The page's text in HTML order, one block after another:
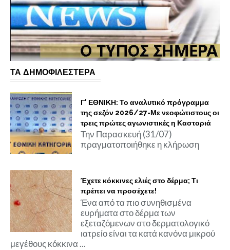
ΤΑ ΔΗΜΟΦΙΛΕΣΤΕΡΑ
Γ' ΕΘΝΙΚΗ: Το αναλυτικό πρόγραμμα
της σεζόν 2026/27-Με νεοφώτιστους οι
τρεις πρώτες αγωνιστικές η Καστοριά
Την Παρασκευή (31/07)
πραγματοποιήθηκε η κλήρωση
Έχετε κόκκινες ελιές στο δέρμα; Τι
πρέπει να προσέχετε!
Ένα από τα πιο συνηθισμένα
ευρήματα στο δέρμα των
εξεταζόμενων στο δερματολογικό
ιατρείο είναι τα κατά κανόνα μικρού
μεγέθους κόκκινα ...